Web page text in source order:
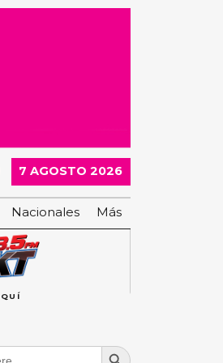
7 AGOSTO 2026
Nacionales Más
Search Button